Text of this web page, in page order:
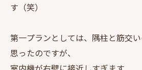
す（笑）
第一プランとしては、隅柱と筋交
思ったのですが、